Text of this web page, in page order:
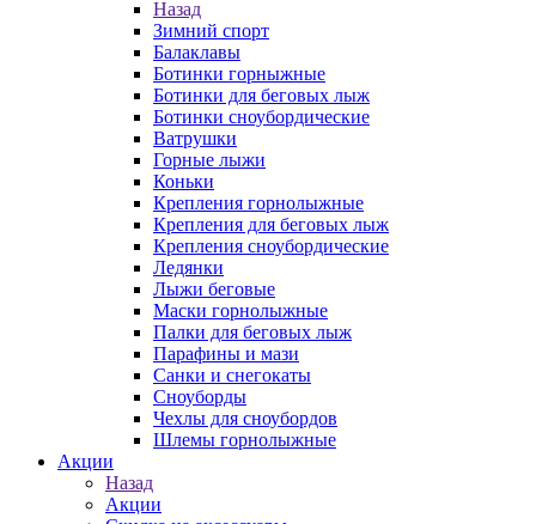
Назад
Зимний спорт
Балаклавы
Ботинки горныжные
Ботинки для беговых лыж
Ботинки сноубордические
Ватрушки
Горные лыжи
Коньки
Крепления горнолыжные
Крепления для беговых лыж
Крепления сноубордические
Ледянки
Лыжи беговые
Маски горнолыжные
Палки для беговых лыж
Парафины и мази
Санки и снегокаты
Сноуборды
Чехлы для сноубордов
Шлемы горнолыжные
Акции
Назад
Акции